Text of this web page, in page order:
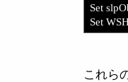
Set
Set
これら